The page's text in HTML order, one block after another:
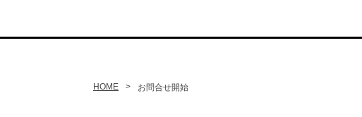
HOME お問合せ開始